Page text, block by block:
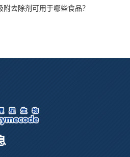
附去除剂可用于哪些食品？